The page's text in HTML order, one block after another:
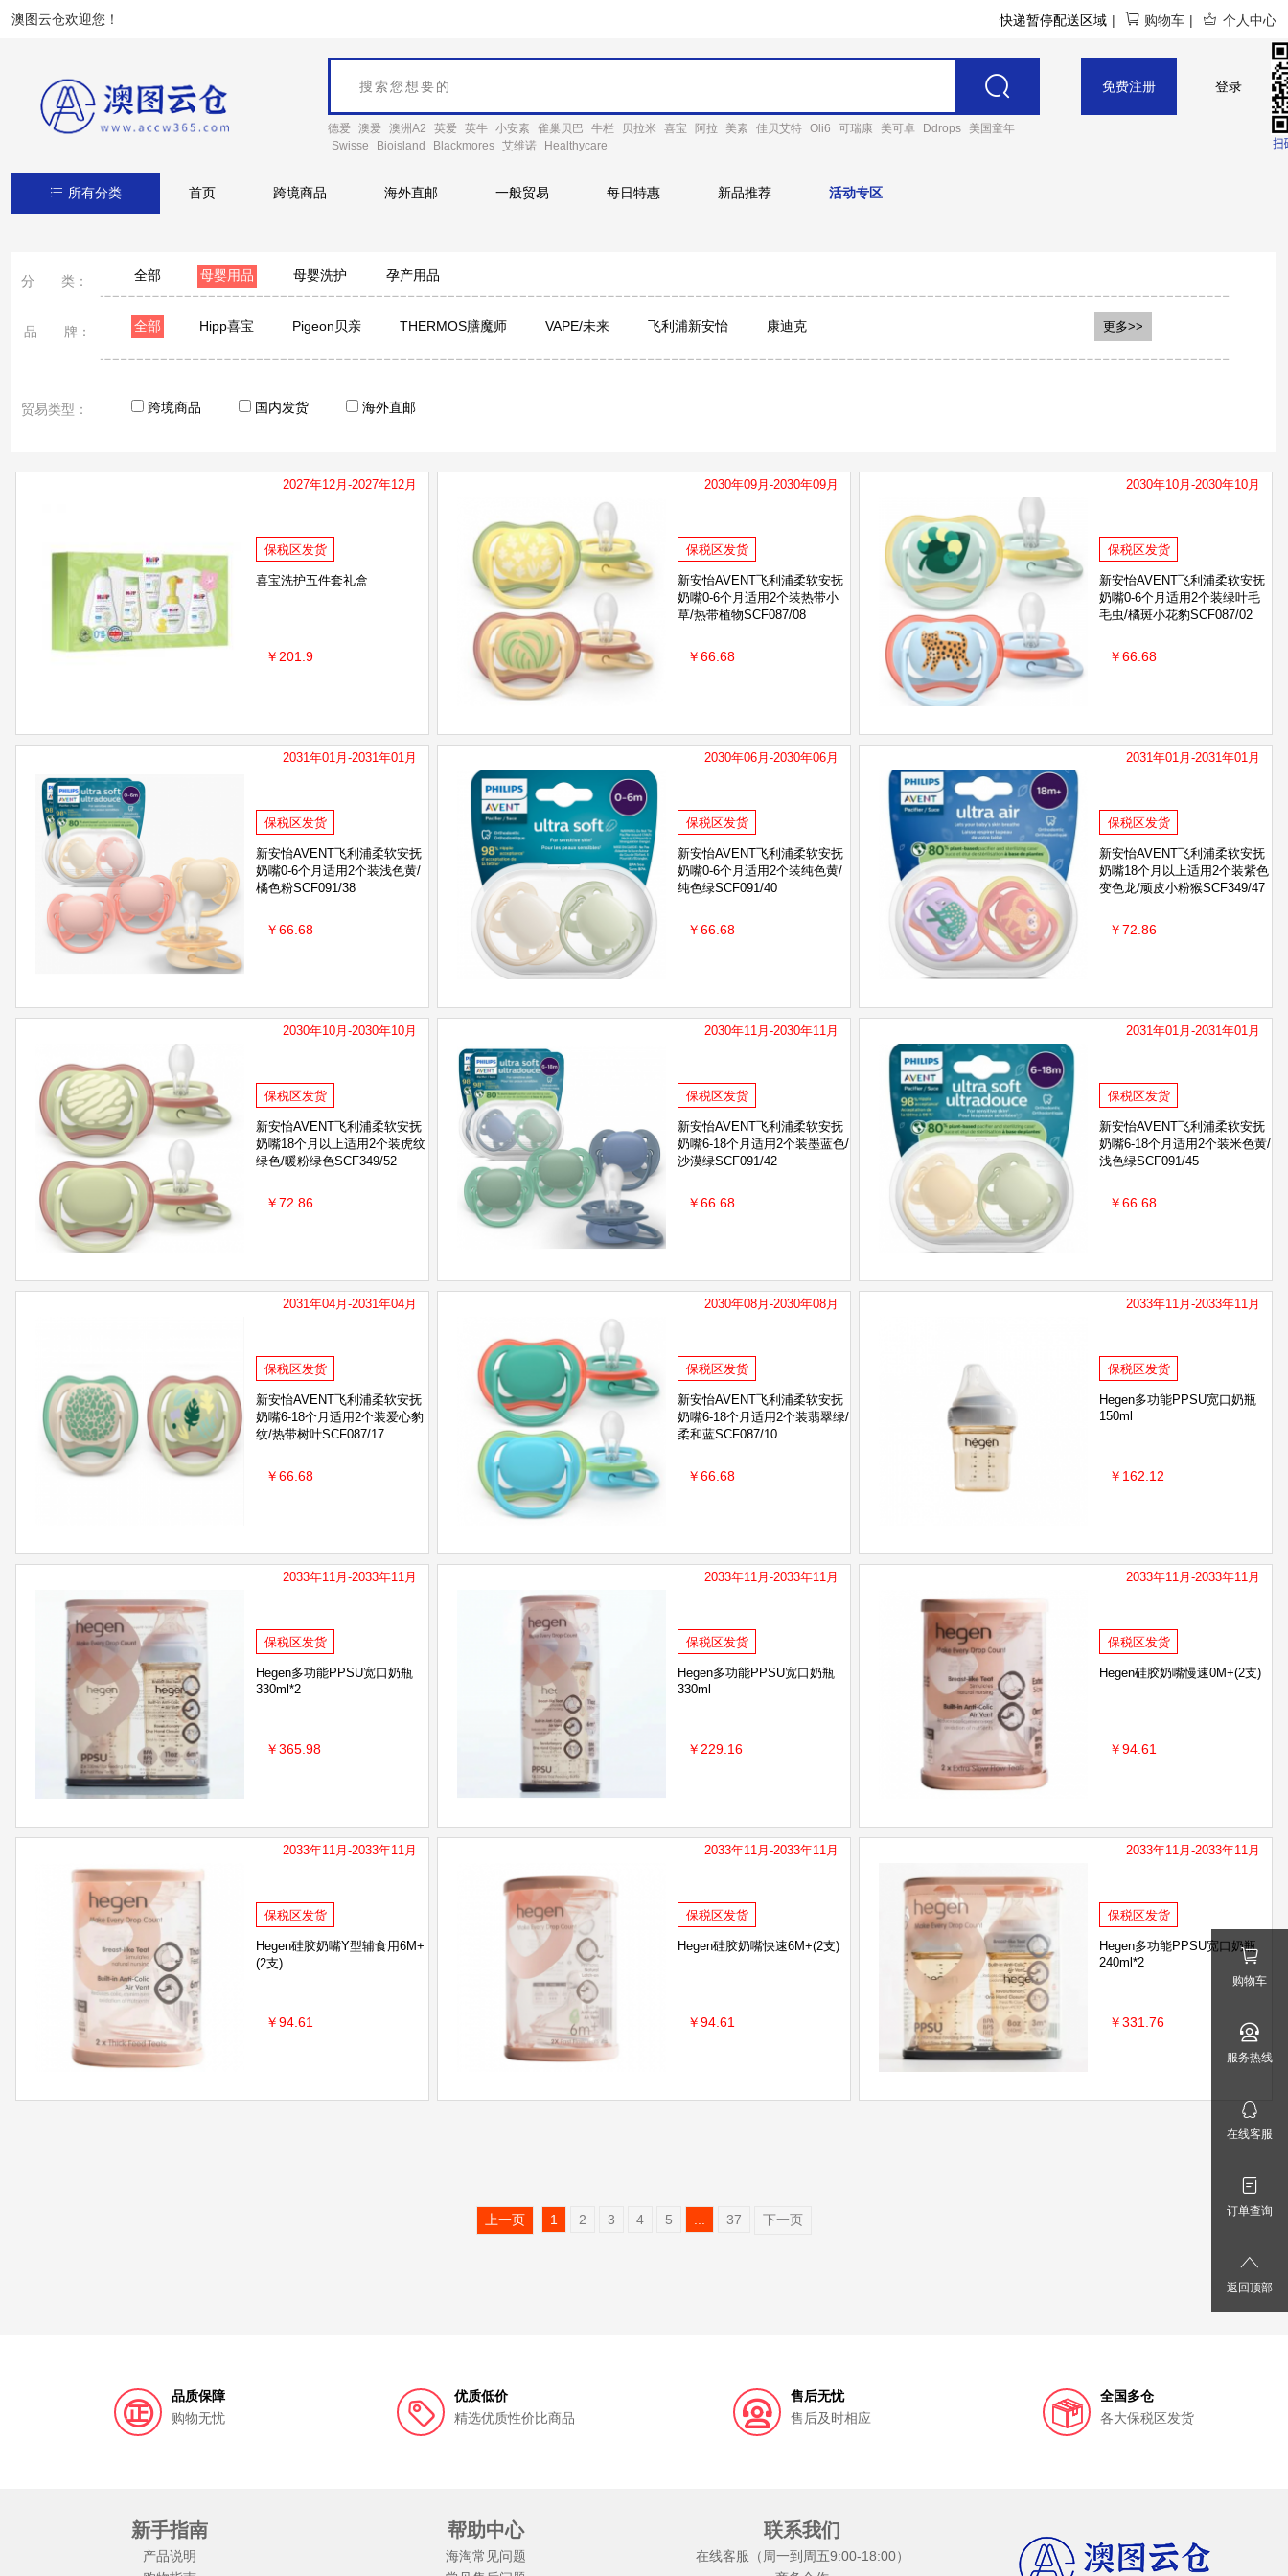
澳图云仓欢迎您！ 快递暂停配送区域 | 购物车 | 个人中心
德爱 澳爱 澳洲A2 英爱 英牛 小安素 雀巢贝巴 牛栏 贝拉米 喜宝 阿拉 美素 佳贝艾特 Oli6 可瑞康 美可卓 Ddrops
美国童年
Swisse
Bioisland Blackmores 艾维诺 Healthycare
免费注册 登录
所有分类 首页 跨境商品 海外直邮 一般贸易 每日特惠 新品推荐 活动专区
分 类： 全部 母婴用品 母婴洗护 孕产用品
品 牌： 全部 Hipp喜宝 Pigeon贝亲 THERMOS膳魔师 VAPE/未来 飞利浦新安怡 康迪克
韩国杯具熊 KOBAYASHI小林制药 Braun 博朗 日本熊本士BEARBENS 十月结晶 日康 小白熊 布朗博士 日本象印
BEGGI鼻精灵 Hegen babycare
更多>>
贸易类型： 跨境商品 国内发货 海外直邮
2027年12月-2027年12月
保税区发货
喜宝洗护五件套礼盒
￥201.9
2030年09月-2030年09月
保税区发货
新安怡AVENT飞利浦柔软安抚
奶嘴0-6个月适用2个装热带小
草/热带植物SCF087/08
￥66.68
2030年10月-2030年10月
保税区发货
新安怡AVENT飞利浦柔软安抚
奶嘴0-6个月适用2个装绿叶毛
毛虫/橘斑小花豹SCF087/02
￥66.68
2031年01月-2031年01月
保税区发货
新安怡AVENT飞利浦柔软安抚
奶嘴0-6个月适用2个装浅色黄/
橘色粉SCF091/38
￥66.68
2030年06月-2030年06月
保税区发货
新安怡AVENT飞利浦柔软安抚
奶嘴0-6个月适用2个装纯色黄/
纯色绿SCF091/40
￥66.68
2031年01月-2031年01月
保税区发货
新安怡AVENT飞利浦柔软安抚
奶嘴18个月以上适用2个装紫色
变色龙/顽皮小粉猴SCF349/47
￥72.86
2030年10月-2030年10月
保税区发货
新安怡AVENT飞利浦柔软安抚
奶嘴18个月以上适用2个装虎纹
绿色/暖粉绿色SCF349/52
￥72.86
2030年11月-2030年11月
保税区发货
新安怡AVENT飞利浦柔软安抚
奶嘴6-18个月适用2个装墨蓝色/
沙漠绿SCF091/42
￥66.68
2031年01月-2031年01月
保税区发货
新安怡AVENT飞利浦柔软安抚
奶嘴6-18个月适用2个装米色黄/
浅色绿SCF091/45
￥66.68
2031年04月-2031年04月
保税区发货
新安怡AVENT飞利浦柔软安抚
奶嘴6-18个月适用2个装爱心豹
纹/热带树叶SCF087/17
￥66.68
2030年08月-2030年08月
保税区发货
新安怡AVENT飞利浦柔软安抚
奶嘴6-18个月适用2个装翡翠绿/
柔和蓝SCF087/10
￥66.68
2033年11月-2033年11月
保税区发货
Hegen多功能PPSU宽口奶瓶
150ml
￥162.12
2033年11月-2033年11月
保税区发货
Hegen多功能PPSU宽口奶瓶
330ml*2
￥365.98
2033年11月-2033年11月
保税区发货
Hegen多功能PPSU宽口奶瓶
330ml
￥229.16
2033年11月-2033年11月
保税区发货
Hegen硅胶奶嘴慢速0M+(2支)
￥94.61
2033年11月-2033年11月
保税区发货
Hegen硅胶奶嘴Y型辅食用6M+
(2支)
￥94.61
2033年11月-2033年11月
保税区发货
Hegen硅胶奶嘴快速6M+(2支)
￥94.61
2033年11月-2033年11月
保税区发货
Hegen多功能PPSU宽口奶瓶
240ml*2
￥331.76
上一页 1 2 3 4 5 37 下一页
品质保障
购物无忧
优质低价
精选优质性价比商品
售后无忧
售后及时相应
全国多仓
各大保税区发货
新手指南
产品说明
帮助中心
海淘常见问题
联系我们
在线客服（周一到周五9:00-18:00）
购物车
服务热线
在线客服
订单查询
返回顶部